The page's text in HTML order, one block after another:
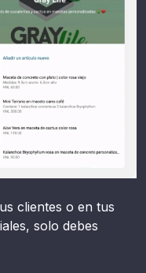
clientes o en tus
solo debes